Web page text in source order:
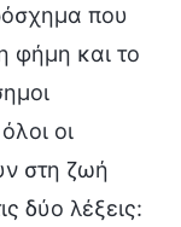
που
φήμη και το
οι
στη ζωή
δύο λέξεις: